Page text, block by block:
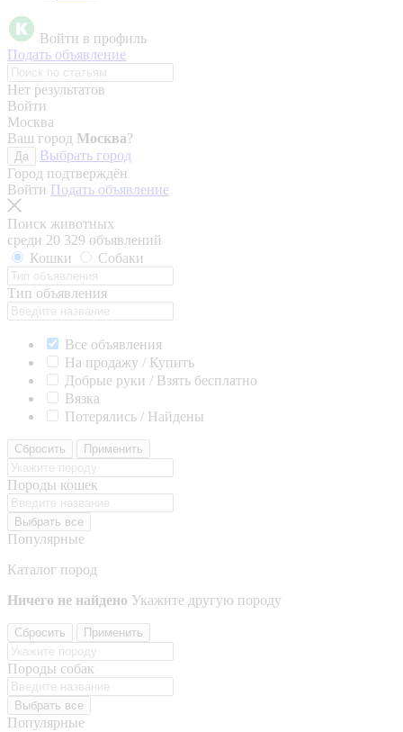
Войти в профиль
Подать объявление
Нет результатов
Войти
Москва
Ваш город Москва?
Да
Выбрать город
Город подтверждён
Войти Подать объявление
Поиск животных
среди 20 329 объявлений
Кошки
Собаки
Тип объявления
Все объявления
На продажу / Купить
Добрые руки / Взять бесплатно
Вязка
Потерялись / Найдены
Сбросить Применить
Породы кошек
Выбрать все
Популярные
Каталог пород
Ничего не найдено Укажите другую породу
Сбросить Применить
Породы собак
Выбрать все
Популярные